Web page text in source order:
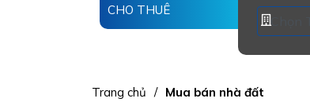
CHO THUÊ
Trang chủ Mua bán nhà đất